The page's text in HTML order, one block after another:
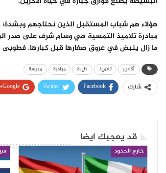
​هؤلاء هم شباب المستقبل الذين نحتاجهم وبشدة؛
مبادرة تلاميذ التمسية هي وسام شرف على صدر
ما زال ينبض في عروق صغارها قبل كبارها. فطوبى
أكادير تلاميذ طيبة مبادرة مدرسة
شارك Facebook
Twitter
Google+
قد يعجبك ايضا
خارج الحدود